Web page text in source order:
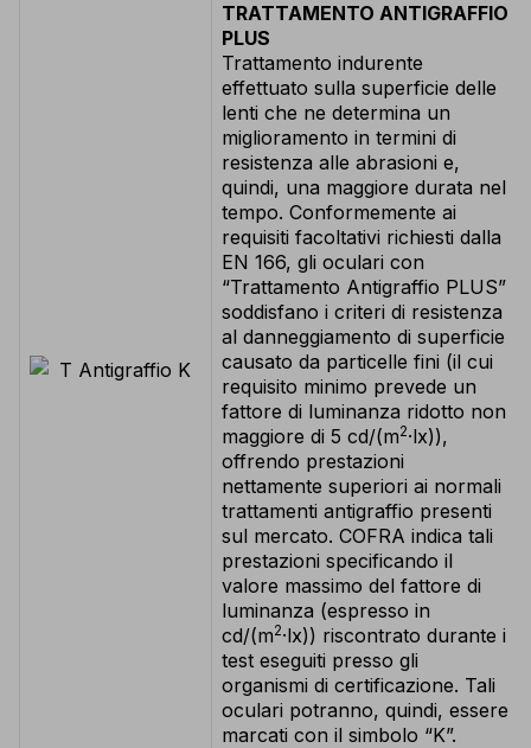
TRATTAMENTO ANTIGRAFFIO
PLUS
Trattamento indurente
effettuato sulla superficie delle
lenti che ne determina un
miglioramento in termini di
resistenza alle abrasioni e,
quindi, una maggiore durata nel
tempo. Conformemente ai
requisiti facoltativi richiesti dalla
EN 166, gli oculari con
“Trattamento Antigraffio PLUS”
soddisfano i criteri di resistenza
al danneggiamento di superficie
causato da particelle fini (il cui
requisito minimo prevede un
fattore di luminanza ridotto non
maggiore di 5 cd/(m2·lx)),
offrendo prestazioni
nettamente superiori ai normali
trattamenti antigraffio presenti
sul mercato. COFRA indica tali
prestazioni specificando il
valore massimo del fattore di
luminanza (espresso in
cd/(m2·lx)) riscontrato durante i
test eseguiti presso gli
organismi di certificazione. Tali
oculari potranno, quindi, essere
marcati con il simbolo “K”.